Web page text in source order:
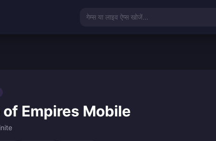
गेम्स या लाइव ऐप्स खोजें...
of Empires Mobile